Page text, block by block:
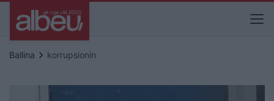
Ballina keyboard_arrow_right korrupsionin